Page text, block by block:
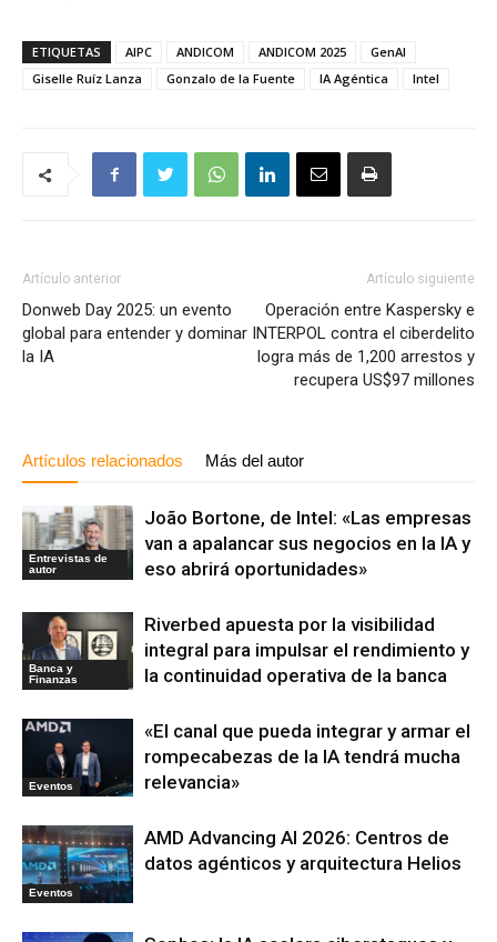
ETIQUETAS AIPC ANDICOM ANDICOM 2025
GenAI
Giselle Ruíz Lanza
Gonzalo de la Fuente IA Agéntica Intel
Artículo anterior
Donweb Day 2025: un evento
global para entender y dominar
la IA
Artículo siguiente
Operación entre Kaspersky e
INTERPOL contra el ciberdelito
logra más de 1,200 arrestos y
recupera US$97 millones
Artículos relacionados Más del autor
Entrevistas de
autor
João Bortone, de Intel: «Las empresas
van a apalancar sus negocios en la IA y
eso abrirá oportunidades»
Banca y
Finanzas
Riverbed apuesta por la visibilidad
integral para impulsar el rendimiento y
la continuidad operativa de la banca
Eventos
«El canal que pueda integrar y armar el
rompecabezas de la IA tendrá mucha
relevancia»
Eventos
AMD Advancing AI 2026: Centros de
datos agénticos y arquitectura Helios